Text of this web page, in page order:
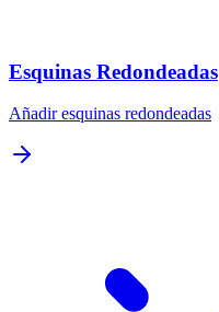
Esquinas Redondeadas
Añadir esquinas redondeadas